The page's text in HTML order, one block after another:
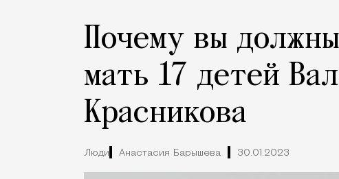
Почему вы
мать 17 детей
Красникова
Люди Анастасия Барышева 30.01.2023